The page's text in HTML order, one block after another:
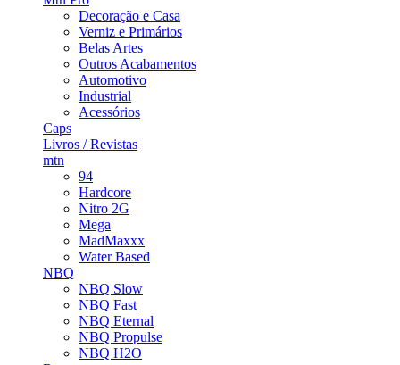
Decoração e Casa
Verniz e Primários
Belas Artes
Outros Acabamentos
Automotivo
Industrial
Acessórios
Caps
Livros / Revistas
mtn
94
Hardcore
Nitro 2G
Mega
MadMaxxx
Water Based
NBQ
NBQ Slow
NBQ Fast
NBQ Eternal
NBQ Propulse
NBQ H2O